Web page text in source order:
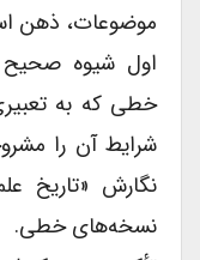
موضوعات، ذهن
اول شیوه صحیح
خطى که به
شرایط آن را
نگارش «تاریخ
نسخه‌های خطى.